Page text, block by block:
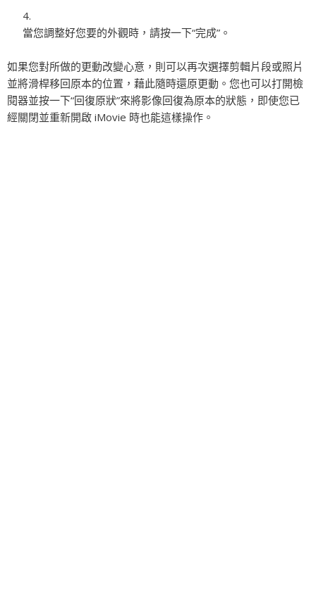
當您調整好您要的外觀時，請按一下“完成”。
如果您對所做的更動改變心意，則可以再次選擇剪輯片段或照片
並將滑桿移回原本的位置，藉此隨時還原更動。您也可以打開檢
閱器並按一下“回復原狀”來將影像回復為原本的狀態，即使您已
經關閉並重新開啟 iMovie 時也能這樣操作。